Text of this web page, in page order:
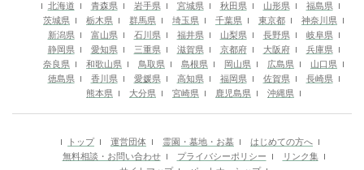
北海道 青森県 岩手県 宮城県 秋田県 山形県
福島県
茨城県
栃木県 群馬県 埼玉県 千葉県 東京都
神奈川県
新潟県
富山県 石川県 福井県 山梨県 長野県
岐阜県
静岡県
愛知県 三重県 滋賀県 京都府 大阪府
兵庫県
奈良県
和歌山県 鳥取県 島根県 岡山県 広島県
山口県
徳島県
香川県 愛媛県 高知県 福岡県 佐賀県
長崎県
熊本県
大分県 宮崎県 鹿児島県 沖縄県
トップ 運営団体 霊園・墓地・お墓
はじめての方へ
無料相談・お問い合わせ
プライバシーポリシー
リンク集